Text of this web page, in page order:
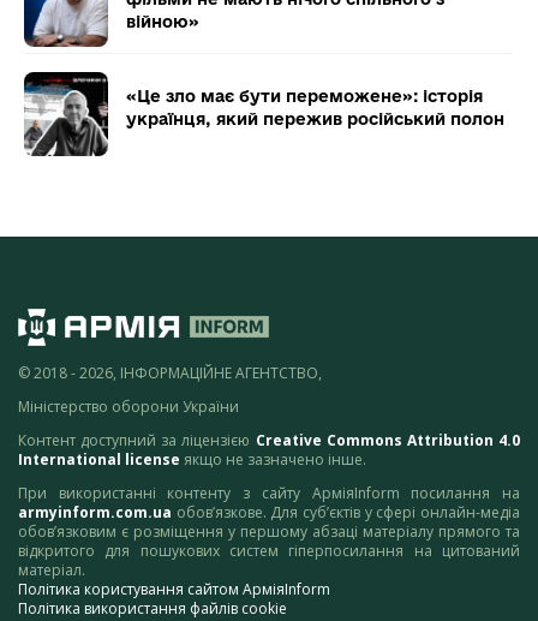
війною»
«Це зло має бути переможене»: історія
українця, який пережив російський полон
© 2018 - 2026, ІНФОРМАЦІЙНЕ АГЕНТСТВО,
Міністерство оборони України
Контент доступний за ліцензією Creative Commons Attribution 4.0
International license якщо не зазначено інше.
При використанні контенту з сайту АрміяInform посилання на
armyinform.com.ua обов’язкове. Для суб’єктів у сфері онлайн-медіа
обов’язковим є розміщення у першому абзаці матеріалу прямого та
відкритого для пошукових систем гіперпосилання на цитований
матеріал.
Політика користування сайтом АрміяInform
Політика використання файлів cookie